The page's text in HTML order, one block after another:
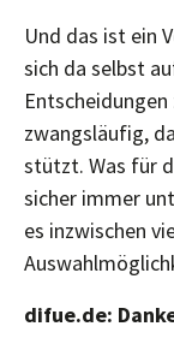
Und das ist ein
sich da selbst
zwangsläufig,
stützt. Was für
sicher immer
es inzwischen
difue.de: